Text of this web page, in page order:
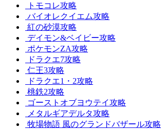
トモコレ攻略
バイオレクイエム攻略
紅の砂漠攻略
デイモン&ベイビー攻略
ポケモンZA攻略
ドラクエ7攻略
仁王3攻略
ドラクエ1・2攻略
桃鉄2攻略
ゴーストオブヨウテイ攻略
メタルギアデルタ攻略
牧場物語 風のグランドバザール攻略